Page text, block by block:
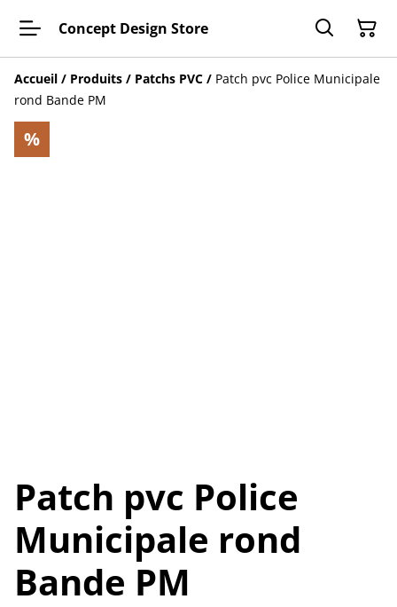
Concept Design Store
Accueil / Produits / Patchs PVC / Patch pvc Police Municipale
rond Bande PM
%
Patch pvc Police
Municipale rond
Bande PM